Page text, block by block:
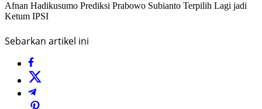
Afnan Hadikusumo Prediksi Prabowo Subianto Terpilih Lagi jadi
Ketum IPSI
Sebarkan artikel ini